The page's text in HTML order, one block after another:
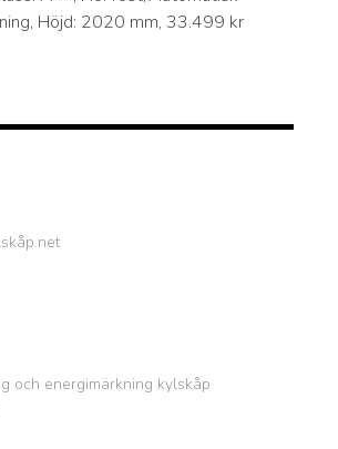
Höjd: 2020 mm, 33.499 kr
och energimärkning kylskåp